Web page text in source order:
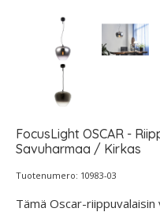
FocusLight OSCAR -
Savuharmaa / Kirkas
Tuotenumero: 10983-03
Tämä Oscar-